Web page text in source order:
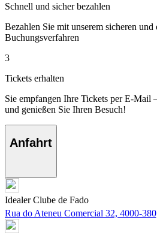
Schnell und sicher bezahlen
Bezahlen Sie mit unserem sicheren und
Buchungsverfahren
3
Tickets erhalten
Sie empfangen Ihre Tickets per E-Mail
und genießen Sie Ihren Besuch!
Anfahrt
Idealer Clube de Fado
Rua do Ateneu Comercial 32, 4000-